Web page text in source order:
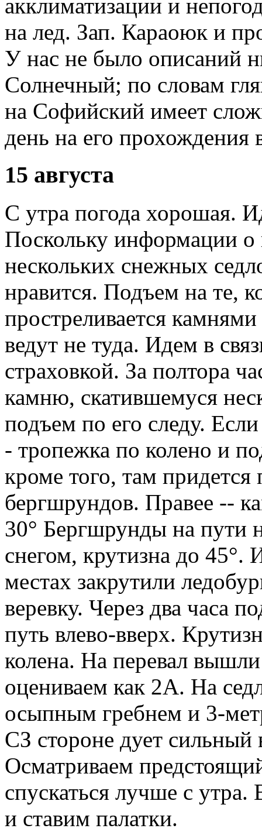
акклиматизации и
на лед. Зап. Караоюк и
У нас не было описаний
Солнечный; по словам
на Софийский имеет
день на его прохождения
15 августа
С утра погода хорошая.
Поскольку информации о
нескольких снежных
нравится. Подъем на те,
простреливается
ведут не туда. Идем в
страховкой. За полтора
камню, скатившемуся
подъем по его следу.
- тропежка по колено и
кроме того, там придется
бергшрундов. Правее --
30° Бергшрунды на пути
снегом, крутизна до
местах закрутили
веревку. Через два часа
путь влево-вверх.
колена. На перевал
оцениваем как 2А. На
осыпным гребнем и 3-
СЗ стороне дует
Осматриваем
спускаться лучше с
и ставим палатки.